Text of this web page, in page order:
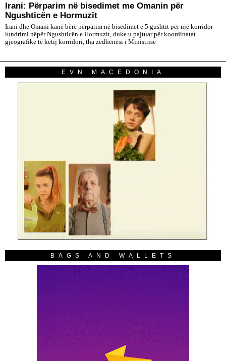
Irani: Përparim në bisedimet me Omanin për
Ngushticën e Hormuzit
Irani dhe Omani kanë bërë përparim në bisedimet e 5 gushtit për një korridor
lundrimi nëpër Ngushticën e Hormuzit, duke u pajtuar për koordinatat
gjeografike të këtij korridori, tha zëdhënësi i Ministrisë
EVN MACEDONIA
BAGS AND WALLETS